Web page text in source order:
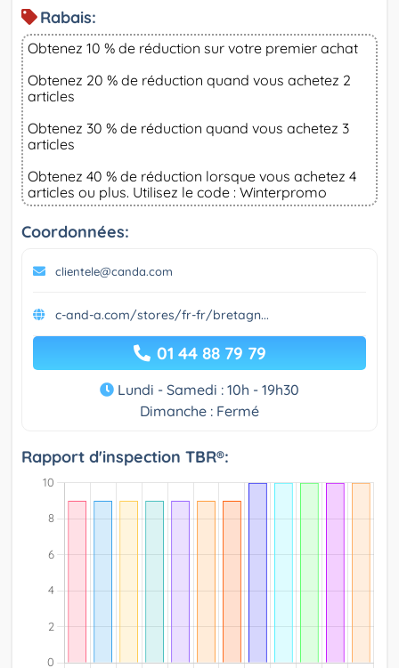
Rabais:
Obtenez 10 % de réduction sur votre premier achat
Obtenez 20 % de réduction quand vous achetez 2
articles
Obtenez 30 % de réduction quand vous achetez 3
articles
Obtenez 40 % de réduction lorsque vous achetez 4
articles ou plus. Utilisez le code : Winterpromo
Coordonnées:
clientele@canda.com
c-and-a.com/stores/fr-fr/bretagn...
01 44 88 79 79
Lundi - Samedi : 10h - 19h30
Dimanche : Fermé
Rapport d'inspection TBR®: